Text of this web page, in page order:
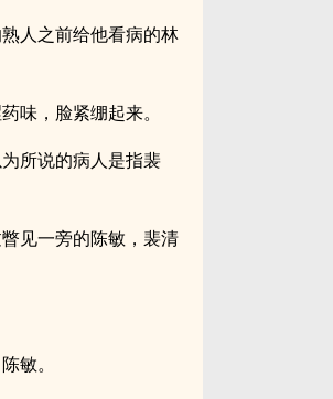
人之前给他看病的林
味，脸紧绷起来。
所说的病人是指裴
见一旁的陈敏，裴清
敏。